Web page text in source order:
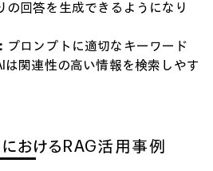
の回答を生成できるようになり
プロンプトに適切なキーワード
は関連性の高い情報を検索しやす
おけるRAG活用事例